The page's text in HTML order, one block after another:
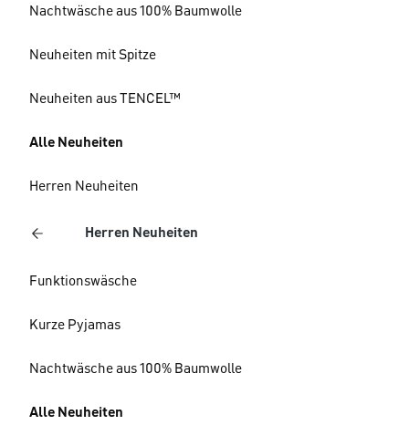
Nachtwäsche aus 100% Baumwolle
Neuheiten mit Spitze
Neuheiten aus TENCEL™
Alle Neuheiten
Herren Neuheiten
Herren Neuheiten
Funktionswäsche
Kurze Pyjamas
Nachtwäsche aus 100% Baumwolle
Alle Neuheiten